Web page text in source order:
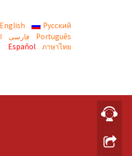
English
Русский
Português
Español
ภาษาไทย